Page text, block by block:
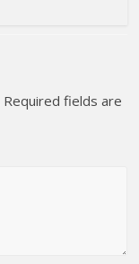
Required fields are